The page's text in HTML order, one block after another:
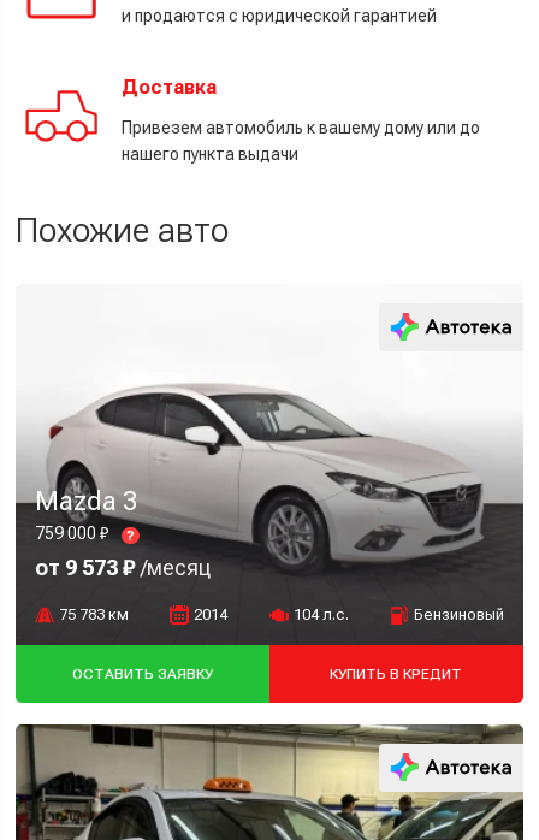
и продаются с юридической гарантией
Доставка
Привезем автомобиль к вашему дому или до
нашего пункта выдачи
Похожие авто
Mazda 3
759 000 ₽ ?
от 9 573 ₽/месяц
75 783 км 2014 104 л.с. Бензиновый
ОСТАВИТЬ ЗАЯВКУ КУПИТЬ В КРЕДИТ